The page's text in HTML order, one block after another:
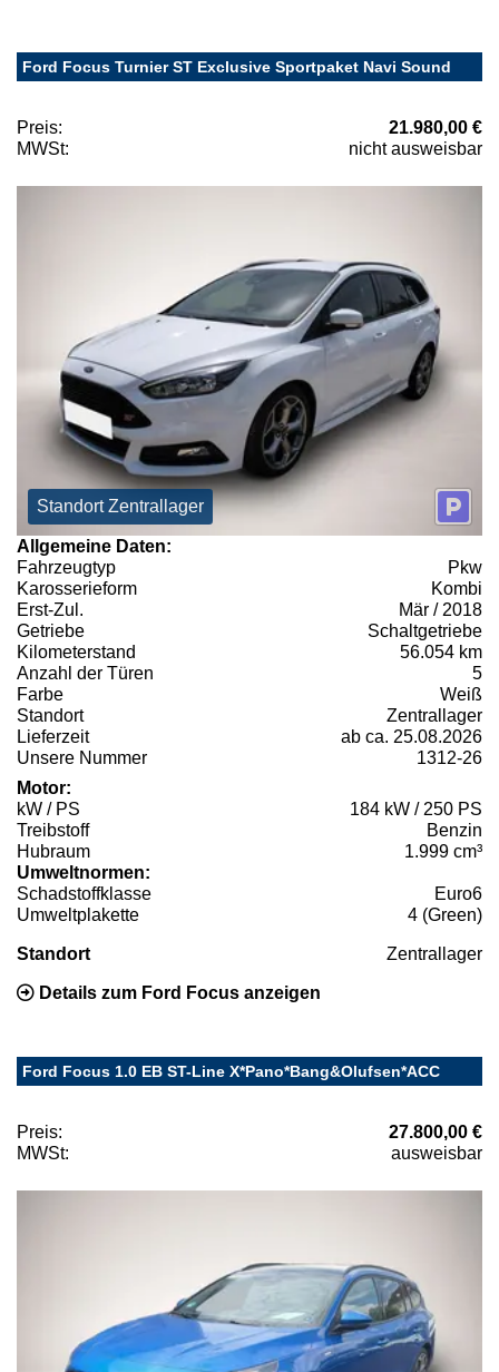
Ford Focus Turnier ST Exclusive Sportpaket Navi Sound
Preis:
21.980,00 €
MWSt:
nicht ausweisbar
Standort Zentrallager
Allgemeine Daten:
Fahrzeugtyp
Pkw
Karosserieform
Kombi
Erst-Zul.
Mär / 2018
Getriebe
Schaltgetriebe
Kilometerstand
56.054 km
Anzahl der Türen
5
Farbe
Weiß
Standort
Zentrallager
Lieferzeit
ab ca. 25.08.2026
Unsere Nummer
1312-26
Motor:
kW / PS
184 kW / 250 PS
Treibstoff
Benzin
Hubraum
1.999 cm³
Umweltnormen:
Schadstoffklasse
Euro6
Umweltplakette
4 (Green)
Standort Zentrallager
Details zum Ford Focus anzeigen
Ford Focus 1.0 EB ST-Line X*Pano*Bang&Olufsen*ACC
Preis:
27.800,00 €
MWSt:
ausweisbar